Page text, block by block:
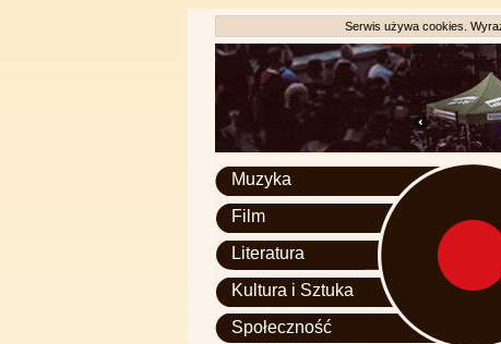
Serwis używa cookies.
Muzyka
Film
Literatura
Kultura i Sztuka
Społeczność